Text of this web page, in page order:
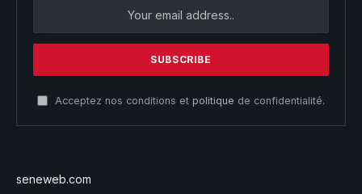
Acceptez nos conditions et politique de confidentialité.
seneweb.com